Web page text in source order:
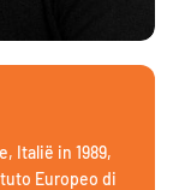
Italië in 1989,
Europeo di